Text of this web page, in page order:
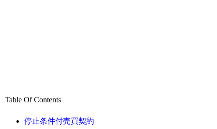
Table Of Contents
停止条件付売買契約